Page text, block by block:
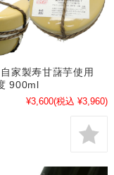
家製寿甘藷芋使用
900ml
¥3,600(税込 ¥3,960)